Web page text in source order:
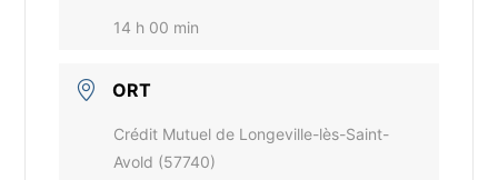
14 h 00 min
ORT
Crédit Mutuel de Longeville-lès-Saint-
Avold (57740)